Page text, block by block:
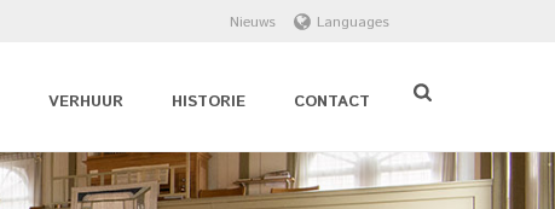
Nieuws Languages
VERHUUR HISTORIE CONTACT